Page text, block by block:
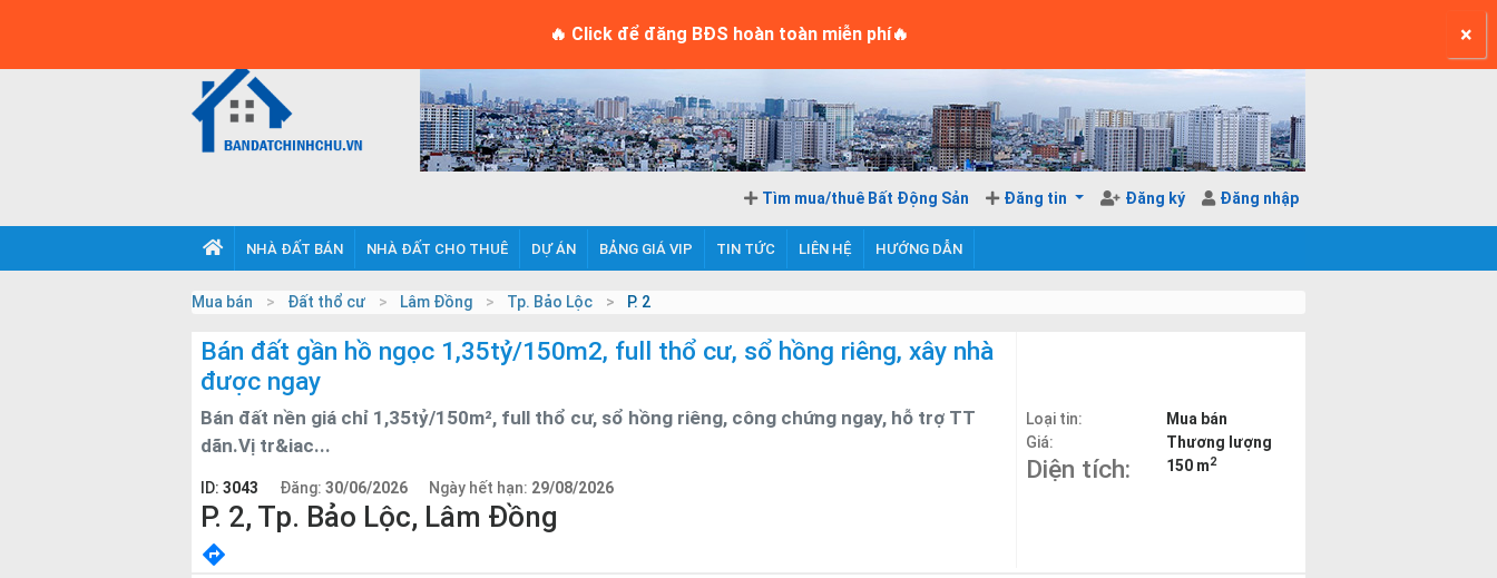
🔥 Click để đăng BĐS hoàn toàn miễn phí🔥 ×
| Email: thienkim16666@gmail.com
Tìm mua/thuê Bất Động Sản Đăng tin Đăng ký Đăng nhập
TRANG CHỦ
NHÀ ĐẤT BÁN NHÀ ĐẤT CHO THUÊ DỰ ÁN BẢNG GIÁ VIP TIN TỨC LIÊN HỆ HƯỚNG DẪN
Login
Mua bán Đất thổ cư Lâm Đồng Tp. Bảo Lộc P. 2
Bán đất gần hồ ngọc 1,35tỷ/150m2, full thổ cư, sổ hồng riêng, xây nhà
được ngay
Bán đất nền giá chỉ 1,35tỷ/150m², full thổ cư, sổ hồng riêng, công chứng ngay, hỗ trợ TT
dãn.Vị tr&iac...
ID: 3043 Đăng: 30/06/2026 Ngày hết hạn: 29/08/2026
P. 2, Tp. Bảo Lộc, Lâm Đồng
Loại tin:
Mua bán
Giá:
Thương lượng
Diện tích: 150 m2